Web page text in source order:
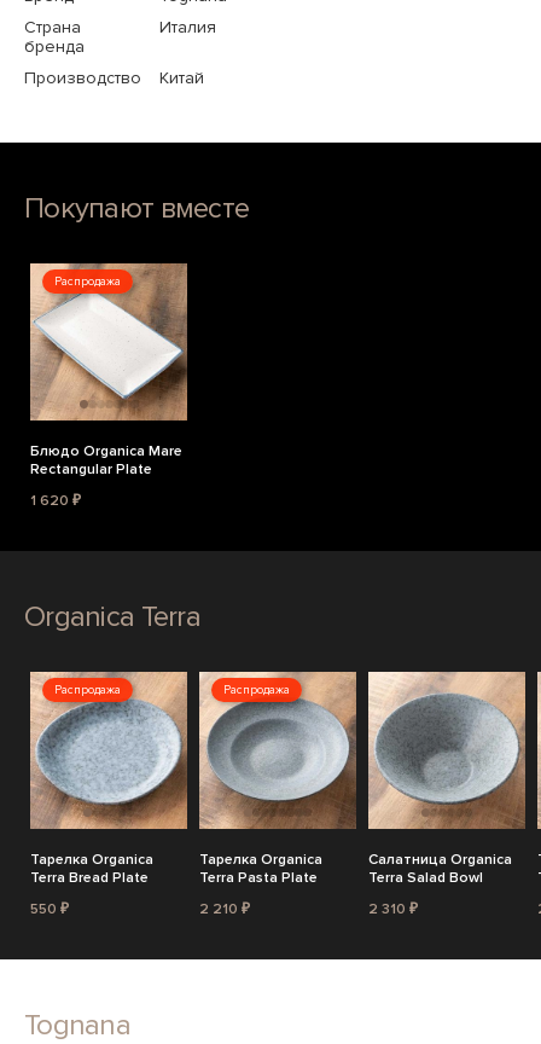
Страна
бренда
Италия
Производство Китай
Покупают вместе
Распродажа
Блюдо Organica Mare
Rectangular Plate
1 620 ₽
Organica Terra
Распродажа
Тарелка Organica
Terra Bread Plate
550 ₽
Распродажа
Тарелка Organica
Terra Pasta Plate
2 210 ₽
Салатница Organica
Terra Salad Bowl
2 310 ₽
Tognana